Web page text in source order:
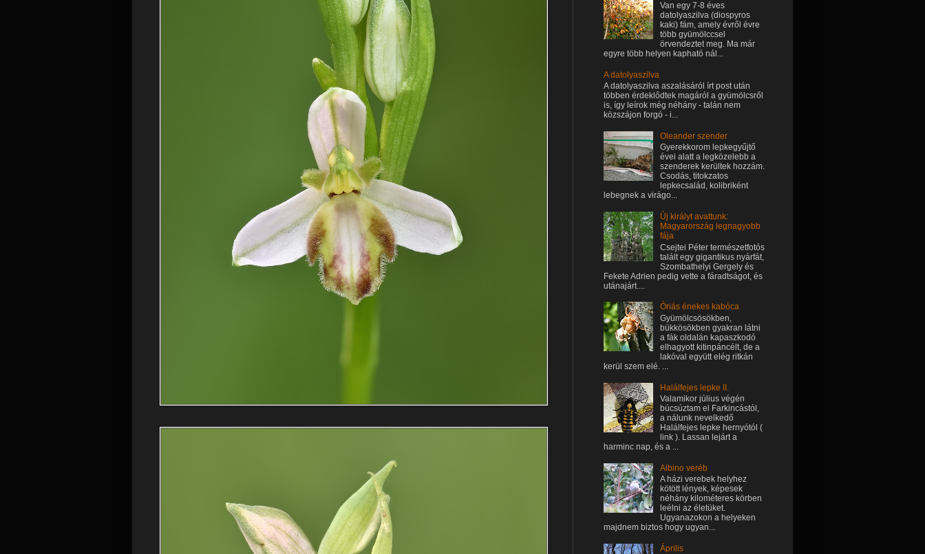
Van egy 7-8 éves
datolyaszilva (diospyros
kaki) fám, amely évről évre
több gyümölccsel
örvendeztet meg. Ma már
egyre több helyen kapható nál...
A datolyaszilva
A datolyaszilva aszalásáról írt post után
többen érdeklődtek magáról a gyümölcsről
is, így leírok még néhány - talán nem
közszájon forgó - i...
Oleander szender
Gyerekkorom lepkegyűjtő
évei alatt a legközelebb a
szenderek kerültek hozzám.
Csodás, titokzatos
lepkecsalád, kolibriként
lebegnek a virágo...
Új királyt avattunk:
Magyarország legnagyobb
fája
Csejtei Péter természetfotós
talált egy gigantikus nyárfát,
Szombathelyi Gergely és
Fekete Adrien pedig vette a fáradtságot, és
utánajárt....
Óriás énekes kabóca
Gyümölcsösökben,
bükkösökben gyakran látni
a fák oldalán kapaszkodó
elhagyott kitinpáncélt, de a
lakóval együtt elég ritkán
kerül szem elé. ...
Halálfejes lepke II.
Valamikor július végén
búcsúztam el Farkincástól,
a nálunk nevelkedő
Halálfejes lepke hernyótól (
link ). Lassan lejárt a
harminc nap, és a ...
Albino veréb
A házi verebek helyhez
kötött lények, képesek
néhány kilométeres körben
leélni az életüket.
Ugyanazokon a helyeken
majdnem biztos hogy ugyan...
Április